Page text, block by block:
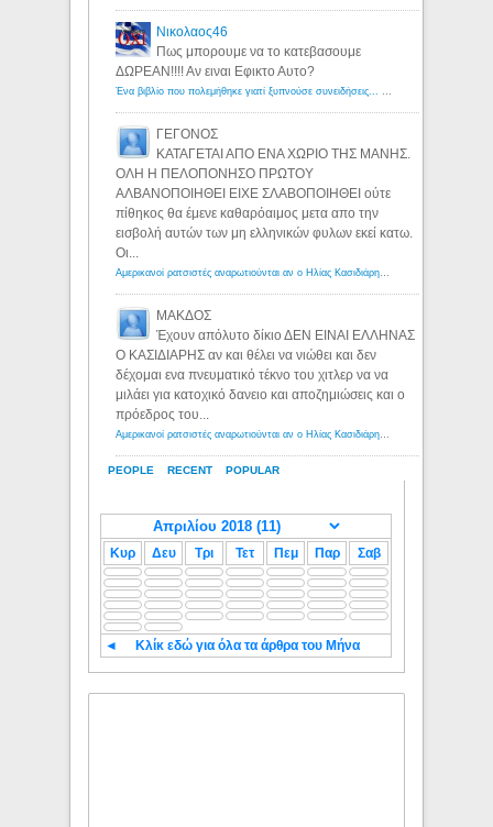
PEOPLE RECENT POPULAR
Νικολαος46
Πως μπορουμε να το κατεβασουμε
ΔΩΡΕΑΝ!!!! Αν ειναι Εφικτο Αυτο?
Ένα βιβλίο που πολεμήθηκε γιατί ξυπνούσε συνειδήσεις... - Λόγιος Ερμής | Η γνώση ξεκινάει με την αναζήτηση...
ΓΕΓΟΝΟΣ
ΚΑΤΑΓΕΤΑΙ ΑΠΟ ΕΝΑ ΧΩΡΙΟ ΤΗΣ ΜΑΝΗΣ.
ΟΛΗ Η ΠΕΛΟΠΟΝΗΣΟ ΠΡΩΤΟΥ
ΑΛΒΑΝΟΠΟΙΗΘΕΙ ΕΙΧΕ ΣΛΑΒΟΠΟΙΗΘΕΙ ούτε
πίθηκος θα έμενε καθαρόαιμος μετα απο την
εισβολή αυτών των μη ελληνικών φυλων εκεί κατω.
Οι...
Αμερικανοί ρατσιστές αναρωτιούνται αν ο Ηλίας Κασιδιάρης ανήκει στη λευκή φυλή... - Λόγιος Ερμής
ΜΑΚΔΟΣ
Έχουν απόλυτο δίκιο ΔΕΝ ΕΙΝΑΙ ΕΛΛΗΝΑΣ
Ο ΚΑΣΙΔΙΑΡΗΣ αν και θέλει να νιώθει και δεν
δέχομαι ενα πνευματικό τέκνο του χιτλερ να να
μιλάει για κατοχικό δανειο και αποζημιώσεις και ο
πρόεδρος του...
Αμερικανοί ρατσιστές αναρωτιούνται αν ο Ηλίας Κασιδιάρης ανήκει στη λευκή φυλή... - Λόγιος Ερμής
Κυρ Δευ Τρι Τετ Πεμ Παρ Σαβ
◄ Κλίκ εδώ για όλα τα άρθρα του Μήνα